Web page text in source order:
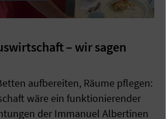
– wir sagen
aufbereiten, Räume pflegen:
wäre ein funktionierender
der Immanuel Albertinen